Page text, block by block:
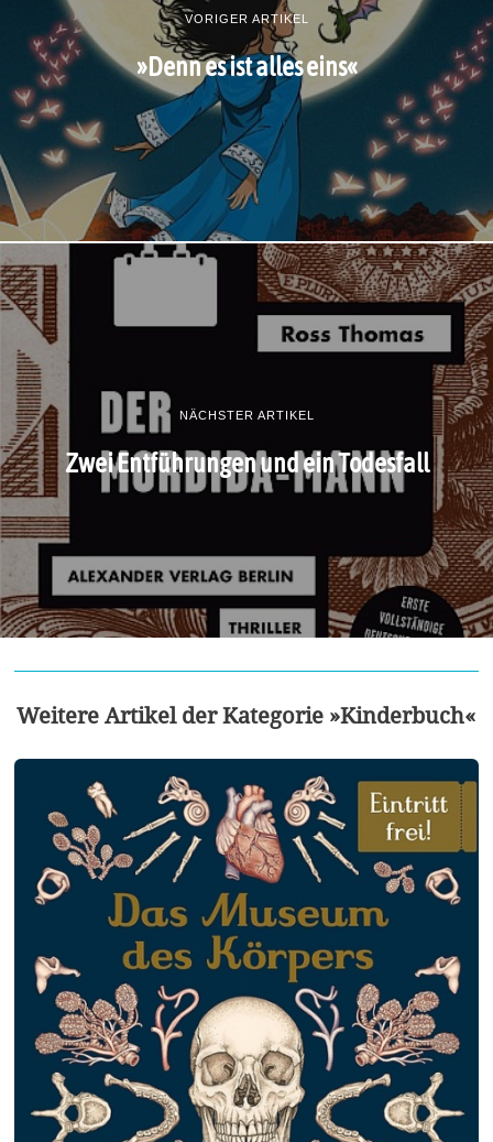
VORIGER ARTIKEL
»Denn es ist alles eins«
NÄCHSTER ARTIKEL
Zwei Entführungen und ein Todesfall
Weitere Artikel der Kategorie »Kinderbuch«